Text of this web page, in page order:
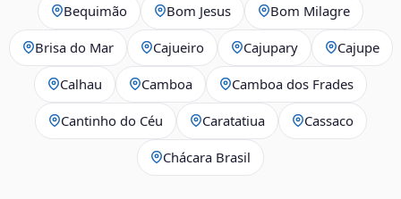
Bequimão Bom Jesus Bom Milagre
Brisa do Mar Cajueiro Cajupary Cajupe
Calhau Camboa Camboa dos Frades
Cantinho do Céu Caratatiua Cassaco
Chácara Brasil